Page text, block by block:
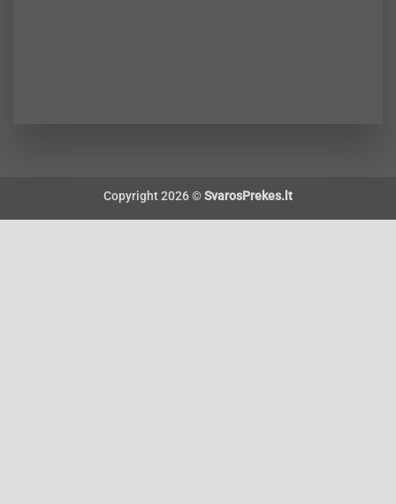
Copyright 2026 ©SvarosPrekes.lt